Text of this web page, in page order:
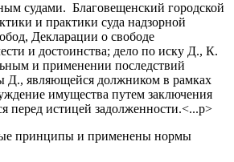
судами. Благовещенский городской
и практики суда надзорной
Декларации о свободе
и достоинства; дело по иску Д., К.
и применении последствий
Д., являющейся должником в рамках
имущества путем заключения
перед истицей задолженности.<...p>
принципы и применены нормы